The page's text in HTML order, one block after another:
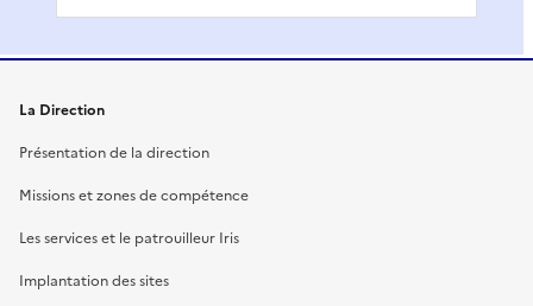
La Direction
Présentation de la direction
Missions et zones de compétence
Les services et le patrouilleur Iris
Implantation des sites